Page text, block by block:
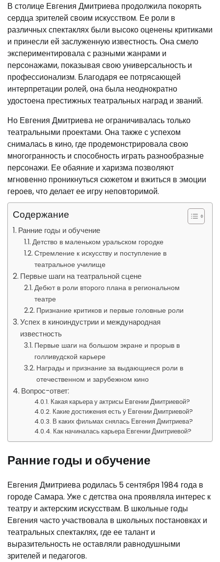
В столице Евгения Дмитриева продолжила покорять
сердца зрителей своим искусством. Ее роли в
различных спектаклях были высоко оценены критиками
и принесли ей заслуженную известность. Она смело
экспериментировала с разными жанрами и
персонажами, показывая свою универсальность и
профессионализм. Благодаря ее потрясающей
интерпретации ролей, она была неоднократно
удостоена престижных театральных наград и званий.
Но Евгения Дмитриева не ограничивалась только
театральными проектами. Она также с успехом
снималась в кино, где продемонстрировала свою
многогранность и способность играть разнообразные
персонажи. Ее обаяние и харизма позволяют
мгновенно проникнуться сюжетом и вжиться в эмоции
героев, что делает ее игру неповторимой.
Содержание
Ранние годы и обучение
Детство в маленьком уральском городке
Стремление к искусству и поступление в
театральное училище
Первые шаги на театральной сцене
Дебют в роли второго плана в региональном
театре
Признание критиков и первые головные роли
Успех в киноиндустрии и международная
известность
Первые шаги на большом экране и прорыв в
голливудской карьере
Награды и признание за выдающиеся роли в
отечественном и зарубежном кино
Вопрос-ответ:
Какая карьера у актрисы Евгении Дмитриевой?
Какие достижения есть у Евгении Дмитриевой?
В каких фильмах снялась Евгения Дмитриева?
Как начиналась карьера Евгении Дмитриевой?
Ранние годы и обучение
Евгения Дмитриева родилась 5 сентября 1984 года в
городе Самара. Уже с детства она проявляла интерес к
театру и актерским искусствам. В школьные годы
Евгения часто участвовала в школьных постановках и
театральных спектаклях, где ее талант и
выразительность не оставляли равнодушными
зрителей и педагогов.